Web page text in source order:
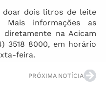
dois litros de leite
Mais informações as
diretamente na Acicam
3518 8000, em horário
feira.
PRÓXIMA NOTÍCIA